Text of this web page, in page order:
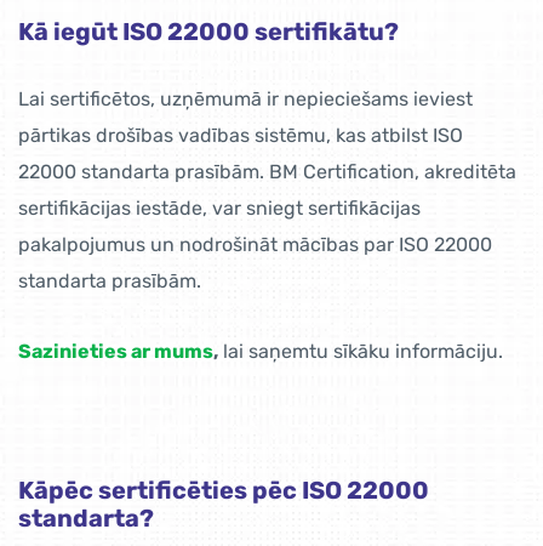
Kā iegūt ISO 22000 sertifikātu?
Lai sertificētos, uzņēmumā ir nepieciešams ieviest
pārtikas drošības vadības sistēmu, kas atbilst ISO
22000 standarta prasībām. BM Certification, akreditēta
sertifikācijas iestāde, var sniegt sertifikācijas
pakalpojumus un nodrošināt mācības par ISO 22000
standarta prasībām.
Sazinieties ar mums, lai saņemtu sīkāku informāciju.
Kāpēc sertificēties pēc ISO 22000
standarta?